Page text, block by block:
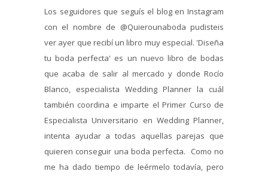
Los seguidores que seguís el blog en Instagram
con el nombre de @Quierounaboda pudisteis
ver ayer que recibí un libro muy especial. 'Diseña
tu boda perfecta' es un nuevo libro de bodas
que acaba de salir al mercado y donde Rocío
Blanco, especialista Wedding Planner la cuál
también coordina e imparte el Primer Curso de
Especialista Universitario en Wedding Planner,
intenta ayudar a todas aquellas parejas que
quieren conseguir una boda perfecta. Como no
me ha dado tiempo de leérmelo todavía, pero